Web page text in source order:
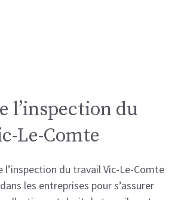
l’inspection du
Le-Comte
l’inspection du travail Vic-Le-Comte
les entreprises pour s’assurer